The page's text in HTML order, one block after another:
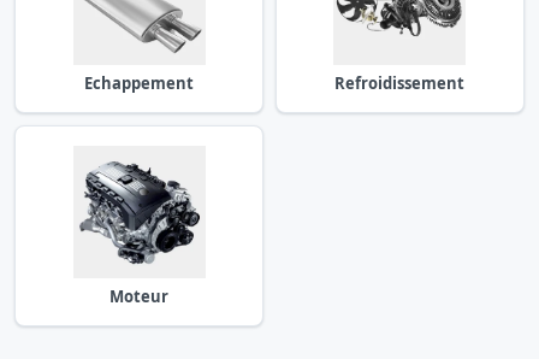
Echappement Refroidissement
Moteur